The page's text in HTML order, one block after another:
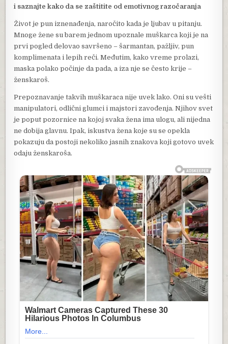
i saznajte kako da se zaštitite od emotivnog razočaranja
Život je pun iznenađenja, naročito kada je ljubav u pitanju.
Mnoge žene su barem jednom upoznale muškarca koji je na
prvi pogled delovao savršeno – šarmantan, pažljiv, pun
komplimenata i lepih reči. Međutim, kako vreme prolazi,
maska polako počinje da pada, a iza nje se često krije –
ženskaroš.
Prepoznavanje takvih muškaraca nije uvek lako. Oni su vešti
manipulatori, odlični glumci i majstori zavođenja. Njihov svet
je poput pozornice na kojoj svaka žena ima ulogu, ali nijedna
ne dobija glavnu. Ipak, iskustva žena koje su se opekla
pokazuju da postoji nekoliko jasnih znakova koji gotovo uvek
odaju ženskaroša.